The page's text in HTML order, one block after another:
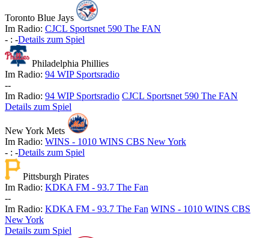
Toronto Blue Jays
Im Radio: CJCL Sportsnet 590 The FAN
- : -Details zum Spiel
Philadelphia Phillies
Im Radio: 94 WIP Sportsradio
--
Im Radio: 94 WIP Sportsradio CJCL Sportsnet 590 The FAN
Details zum Spiel
New York Mets
Im Radio: WINS - 1010 WINS CBS New York
- : -Details zum Spiel
Pittsburgh Pirates
Im Radio: KDKA FM - 93.7 The Fan
--
Im Radio: KDKA FM - 93.7 The Fan WINS - 1010 WINS CBS
New York
Details zum Spiel